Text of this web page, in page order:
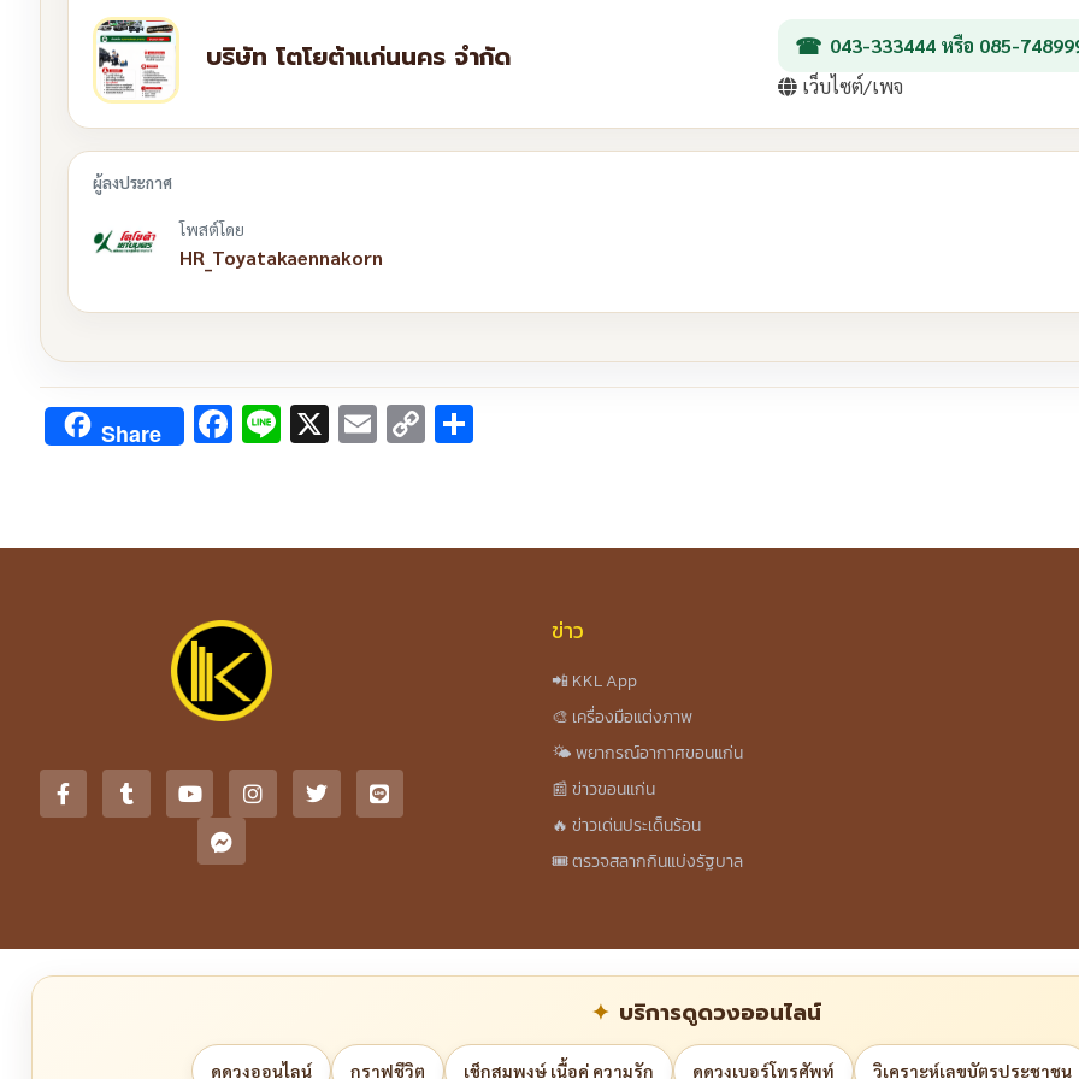
บริษัท โตโยต้าแก่นนคร จำกัด
043-333444 หรือ 085-
เว็บไซต์/เพจ
โพสต์โดย
HR_Toyatakaennakorn
Share Facebook
Line
X Email
Copy
ข่าว
📲 KKL App
🎨 เครื่องมือแต่งภาพ
🌤️ พยากรณ์อากาศขอนแก่น
📰 ข่าวขอนแก่น
🔥 ข่าวเด่นประเด็นร้อน
🎟️ ตรวจสลากกินแบ่งรัฐบาล
บริการดูดวงออนไลน์
ดูดวงออนไลน์ กราฟชีวิต เช็กสมพงษ์ เนื้อคู่ ความรัก ดูดวงเบอร์โทรศัพท์ วิเคราะห์เลขบัตรประชาชน